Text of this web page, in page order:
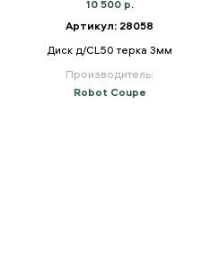
10 500 р.
Артикул: 28058
Диск д/CL50 терка 3мм
Производитель:
Robot Coupe